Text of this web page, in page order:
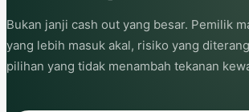
Bukan janji cash out yang besar. Pemilik
yang lebih masuk akal, risiko yang
pilihan yang tidak menambah tekanan